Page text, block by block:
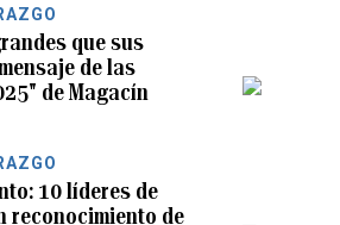
que sus
de las
de Magacín
10 líderes de
reconocimiento de